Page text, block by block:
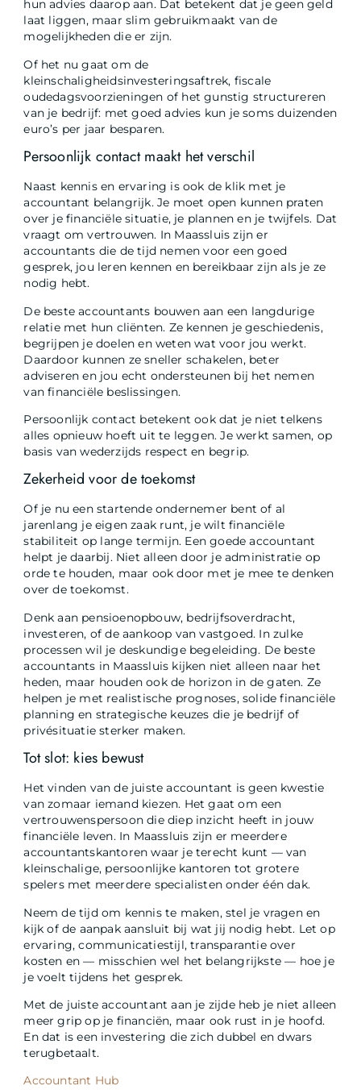
hun advies daarop aan. Dat betekent dat je geen geld
laat liggen, maar slim gebruikmaakt van de
mogelijkheden die er zijn.
Of het nu gaat om de
kleinschaligheidsinvesteringsaftrek, fiscale
oudedagsvoorzieningen of het gunstig structureren
van je bedrijf: met goed advies kun je soms duizenden
euro’s per jaar besparen.
Persoonlijk contact maakt het verschil
Naast kennis en ervaring is ook de klik met je
accountant belangrijk. Je moet open kunnen praten
over je financiële situatie, je plannen en je twijfels. Dat
vraagt om vertrouwen. In Maassluis zijn er
accountants die de tijd nemen voor een goed
gesprek, jou leren kennen en bereikbaar zijn als je ze
nodig hebt.
De beste accountants bouwen aan een langdurige
relatie met hun cliënten. Ze kennen je geschiedenis,
begrijpen je doelen en weten wat voor jou werkt.
Daardoor kunnen ze sneller schakelen, beter
adviseren en jou echt ondersteunen bij het nemen
van financiële beslissingen.
Persoonlijk contact betekent ook dat je niet telkens
alles opnieuw hoeft uit te leggen. Je werkt samen, op
basis van wederzijds respect en begrip.
Zekerheid voor de toekomst
Of je nu een startende ondernemer bent of al
jarenlang je eigen zaak runt, je wilt financiële
stabiliteit op lange termijn. Een goede accountant
helpt je daarbij. Niet alleen door je administratie op
orde te houden, maar ook door met je mee te denken
over de toekomst.
Denk aan pensioenopbouw, bedrijfsoverdracht,
investeren, of de aankoop van vastgoed. In zulke
processen wil je deskundige begeleiding. De beste
accountants in Maassluis kijken niet alleen naar het
heden, maar houden ook de horizon in de gaten. Ze
helpen je met realistische prognoses, solide financiële
planning en strategische keuzes die je bedrijf of
privésituatie sterker maken.
Tot slot: kies bewust
Het vinden van de juiste accountant is geen kwestie
van zomaar iemand kiezen. Het gaat om een
vertrouwenspersoon die diep inzicht heeft in jouw
financiële leven. In Maassluis zijn er meerdere
accountantskantoren waar je terecht kunt — van
kleinschalige, persoonlijke kantoren tot grotere
spelers met meerdere specialisten onder één dak.
Neem de tijd om kennis te maken, stel je vragen en
kijk of de aanpak aansluit bij wat jij nodig hebt. Let op
ervaring, communicatiestijl, transparantie over
kosten en — misschien wel het belangrijkste — hoe je
je voelt tijdens het gesprek.
Met de juiste accountant aan je zijde heb je niet alleen
meer grip op je financiën, maar ook rust in je hoofd.
En dat is een investering die zich dubbel en dwars
terugbetaalt.
Accountant Hub